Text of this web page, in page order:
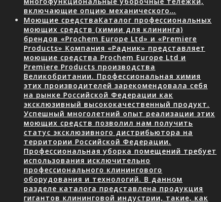
включающие опцию механического…
Моющие средстваКаталог профессиональных
моющих средств (химии для клининга)
брендов «Prochem Europe Ltd» и «Premiere
Products» Компания «Радник» представляет
моющие средства Prochem Europe Ltd и
Premiere Products производства
Великобритании. Профессиональная химия
этих производителей зарекомендовала себя
на рынке Российской Федерации как
эксклюзивный высококачественный продукт.
Успешный многолетний опыт реализации этих
моющих средств позволил нам получить
статус эксклюзивного дистрибьютора на
территории Российской Федерации.
Профессиональная уборка помещений требует
использования исключительно
профессионального клинингового
оборудования и технологий. В данном
разделе каталога представлена продукция
гигантов клининговой индустрии, такие, как